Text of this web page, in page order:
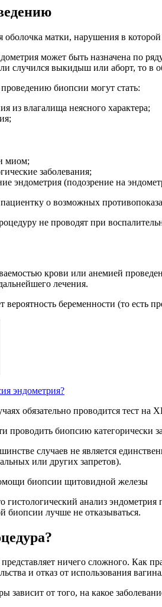
оболочка матки, нарушения в
может быть назначена по
случился выкидыш или аборт, то в
биопсии могут стать:
из влагалища неясного характера;
миом;
заболевания;
эндометрия (подозрение на
о возможных
не проводят при
крови или анемией
лечения.
вероятность беременности (то
эндометрия?
обязательно проводится тест на
проводить биопсию категорически
случаев не является
или других запретов).
биопсии щитовидной железы
анализ
биопсии лучше не отказываться.
ничего сложного. Как
и отказ от использования
зависит от того, на какое